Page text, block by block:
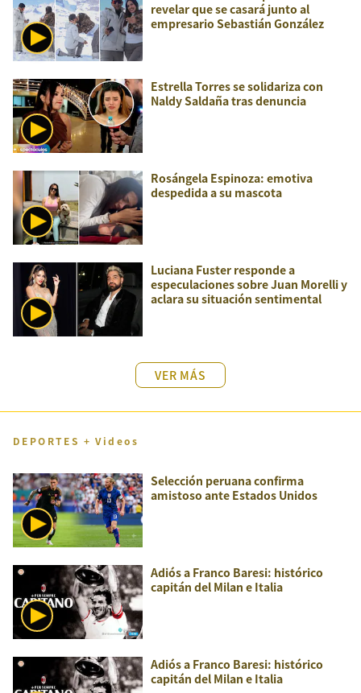
revelar que se casará junto al
empresario Sebastián González
Estrella Torres se solidariza con
Naldy Saldaña tras denuncia
Rosángela Espinoza: emotiva
despedida a su mascota
Luciana Fuster responde a
especulaciones sobre Juan Morelli y
aclara su situación sentimental
VER MÁS
DEPORTES + Videos
Selección peruana confirma
amistoso ante Estados Unidos
Adiós a Franco Baresi: histórico
capitán del Milan e Italia
Adiós a Franco Baresi: histórico
capitán del Milan e Italia